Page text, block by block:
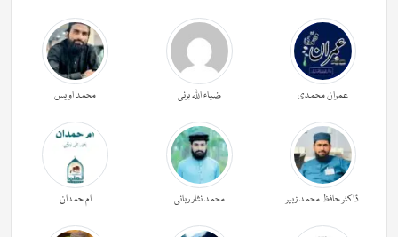
عمران محمدی ضیاء اللہ برنی محمد اویس
ڈاکٹر حافظ محمد زبیر محمد نثار ربانی ام حمدان